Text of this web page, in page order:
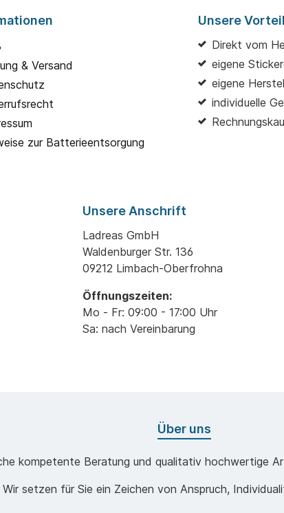
& Versand
zur Batterieentsorgung
Unsere
Direkt vom
eigene
eigene
individuelle
Unsere Anschrift
Ladreas GmbH
Waldenburger Str. 136
09212 Limbach-Oberfrohna
Öffnungszeiten:
Mo - Fr: 09:00 - 17:00 Uhr
Sa: nach Vereinbarung
Über uns
kompetente Beratung und qualitativ hochwertige
Wir setzen für Sie ein Zeichen von Anspruch,